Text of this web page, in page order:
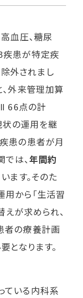
血圧、糖尿
疾患が特定疾
外されまし
外来管理加算
66点の計
状の運用を継
患の患者が月
は、 年間約
ます。そのた
用から「生活習
えが求められ、
者の療養計画
となります。
ている内科系